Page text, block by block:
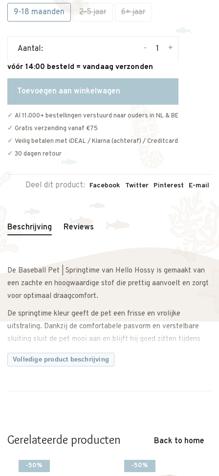
9-18 maanden 2-5 jaar 6+ jaar
Aantal: +
-
vóór 14:00 besteld = vandaag verzonden
Toevoegen aan winkelwagen
Al 11.000+ bestellingen verstuurd naar ouders in NL & BE
Gratis verzending vanaf €75
Veilig betalen met iDEAL / Klarna (achteraf) / Creditcard
30 dagen retour
Deel dit product: Facebook Twitter Pinterest E-mail
Beschrijving Reviews
De Baseball Pet | Springtime van Hello Hossy is gemaakt van
een zachte en hoogwaardige stof die prettig aanvoelt en zorgt
voor optimaal draagcomfort.
De springtime kleur geeft de pet een frisse en vrolijke
uitstraling. Dankzij de comfortabele pasvorm en verstelbare
sluiting sluit de pet mooi aan en blijft hij goed zitten tijdens
spelen of bewegen. De klep biedt bescherming tegen de zon en
maakt de pet zowel praktisch als stijlvol.
Twijfel je over de maat? Neem gerust contact met ons op. We
Volledige product beschrijving
Gerelateerde producten Back to home
-50% -50%